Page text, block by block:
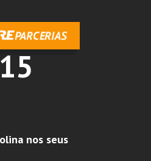
nos seus